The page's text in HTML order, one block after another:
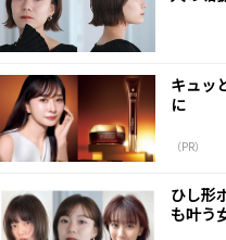
キュッ
に
（PR）
ひし形
も叶う